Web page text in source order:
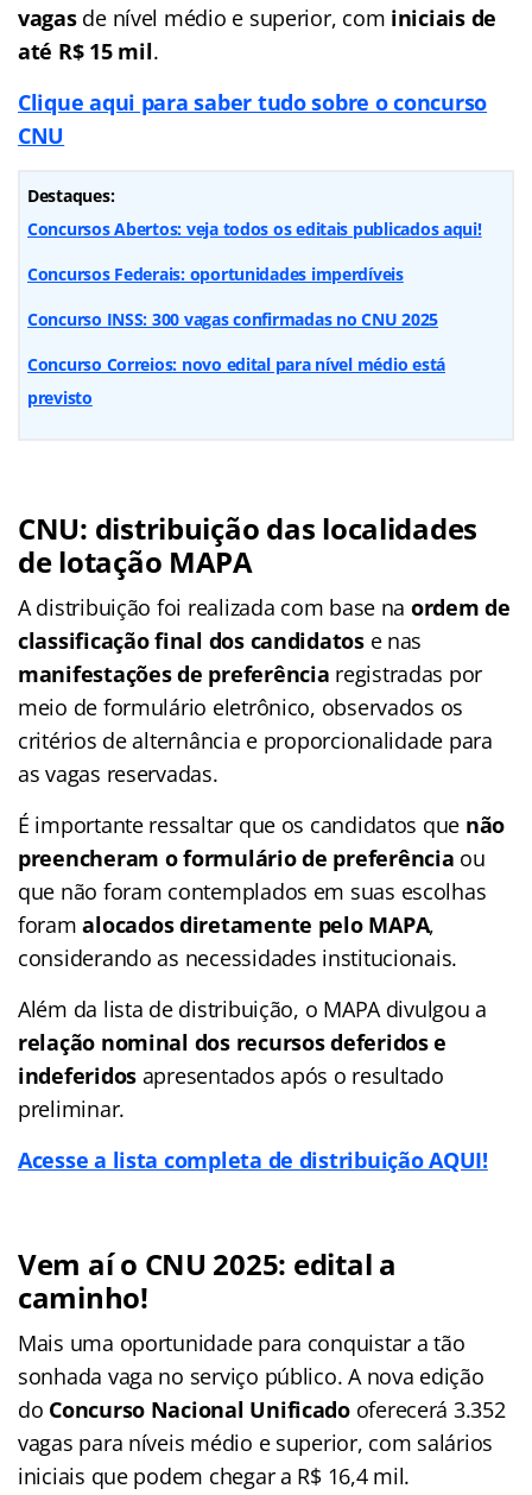
vagasde nível médio e superior, com iniciais de
até R$ 15 mil.
Clique aqui para saber tudo sobre o concurso
CNU
Destaques:
Concursos Abertos: veja todos os editais publicados aqui!
Concursos Federais: oportunidades imperdíveis
Concurso INSS: 300 vagas confirmadas no CNU 2025
Concurso Correios: novo edital para nível médio está
previsto
CNU: distribuição das localidades
de lotação MAPA
A distribuição foi realizada com base na ordem de
classificação final dos candidatose nas
manifestações de preferência registradas por
meio de formulário eletrônico, observados os
critérios de alternância e proporcionalidade para
as vagas reservadas.
É importante ressaltar que os candidatos que não
preencheram o formulário de preferência ou
que não foram contemplados em suas escolhas
foramalocados diretamente pelo MAPA,
considerando as necessidades institucionais.
Além da lista de distribuição, o MAPA divulgou a
relação nominal dos recursos deferidos e
indeferidos apresentados após o resultado
preliminar.
Acesse a lista completa de distribuição AQUI!
Vem aí o CNU 2025: edital a
caminho!
Mais uma oportunidade para conquistar a tão
sonhada vaga no serviço público. A nova edição
do Concurso Nacional Unificadooferecerá 3.352
vagas para níveis médio e superior, com salários
iniciais que podem chegar a R$ 16,4 mil.